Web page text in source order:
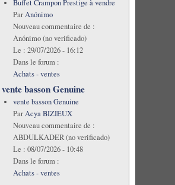
Buffet Crampon Prestige à vendre
ParAnónimo
Nouveau commentaire de :
Anónimo (no verificado)
Le : 29/07/2026 - 16:12
Dans le forum :
Achats - ventes
vente basson Genuine
vente basson Genuine
ParAcya BIZIEUX
Nouveau commentaire de :
ABDULKADER (no verificado)
Le : 08/07/2026 - 10:48
Dans le forum :
Achats - ventes